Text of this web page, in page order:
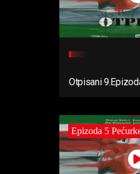
Otpisani
Epizoda 5